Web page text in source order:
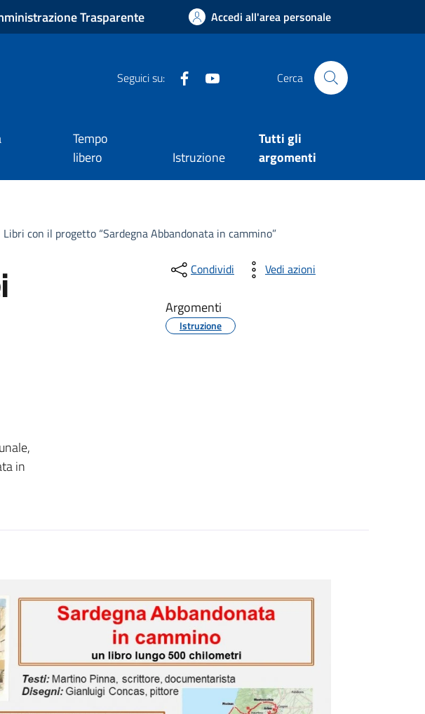
Trasparente Accedi all'area personale
Seguici su: Facebook Cerca
Tempo
libero
Istruzione
Tutti gli
argomenti
con il progetto “Sardegna Abbandonata in cammino”
in
Condividi Vedi azioni
Argomenti
Istruzione